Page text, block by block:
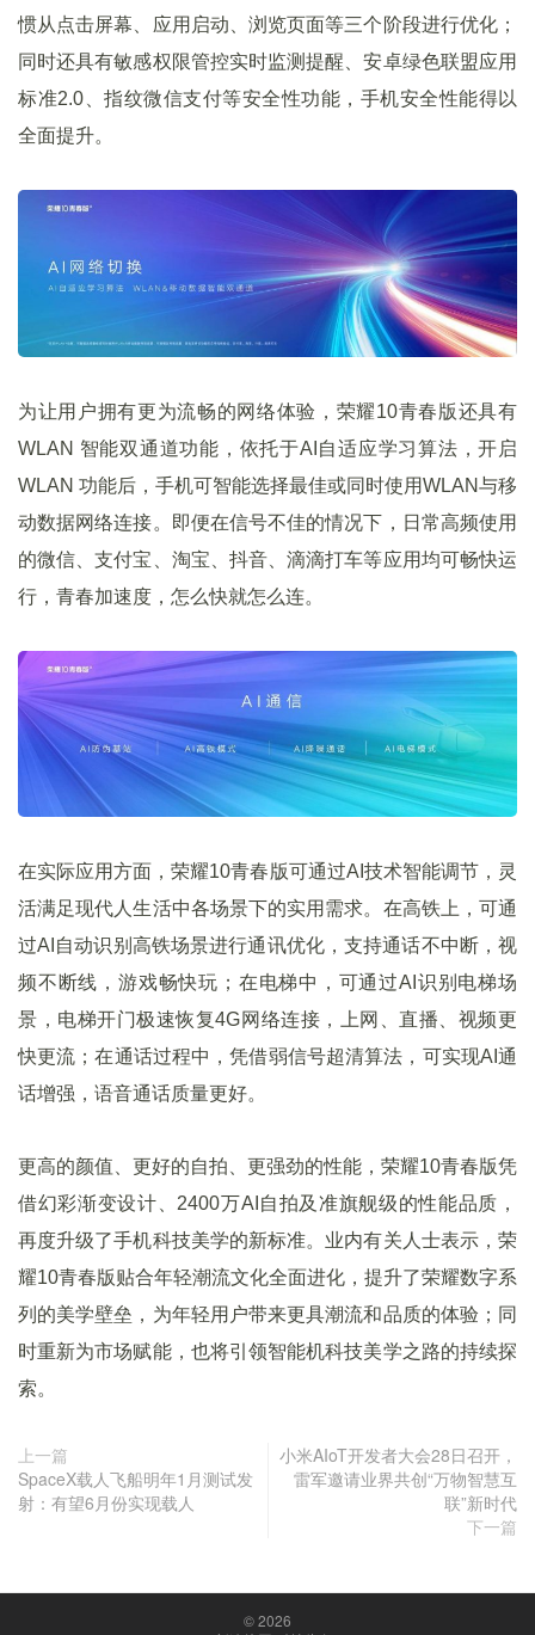
惯从点击屏幕、应用启动、浏览页面等三个阶段进行优化；
同时还具有敏感权限管控实时监测提醒、安卓绿色联盟应用
标准2.0、指纹微信支付等安全性功能，手机安全性能得以
全面提升。
为让用户拥有更为流畅的网络体验，荣耀10青春版还具有
WLAN 智能双通道功能，依托于AI自适应学习算法，开启
WLAN 功能后，手机可智能选择最佳或同时使用WLAN与移
动数据网络连接。即便在信号不佳的情况下，日常高频使用
的微信、支付宝、淘宝、抖音、滴滴打车等应用均可畅快运
行，青春加速度，怎么快就怎么连。
在实际应用方面，荣耀10青春版可通过AI技术智能调节，灵
活满足现代人生活中各场景下的实用需求。在高铁上，可通
过AI自动识别高铁场景进行通讯优化，支持通话不中断，视
频不断线，游戏畅快玩；在电梯中，可通过AI识别电梯场
景，电梯开门极速恢复4G网络连接，上网、直播、视频更
快更流；在通话过程中，凭借弱信号超清算法，可实现AI通
话增强，语音通话质量更好。
更高的颜值、更好的自拍、更强劲的性能，荣耀10青春版凭
借幻彩渐变设计、2400万AI自拍及准旗舰级的性能品质，
再度升级了手机科技美学的新标准。业内有关人士表示，荣
耀10青春版贴合年轻潮流文化全面进化，提升了荣耀数字系
列的美学壁垒，为年轻用户带来更具潮流和品质的体验；同
时重新为市场赋能，也将引领智能机科技美学之路的持续探
索。
上一篇
SpaceX载人飞船明年1月测试发
射：有望6月份实现载人
小米AIoT开发者大会28日召开，
雷军邀请业界共创“万物智慧互
联”新时代
下一篇
© 2026